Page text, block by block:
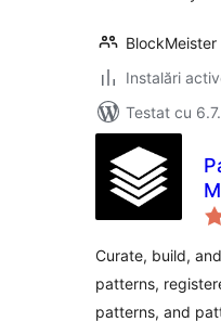
BlockMeister
Instalări
Testat cu
Curate, build,
patterns,
patterns, and